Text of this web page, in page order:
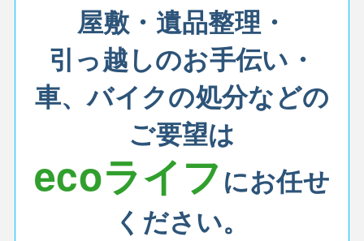
屋敷・遺品整理・
引っ越しのお手伝い・
車、バイクの処分などの
ご要望は
ecoライフにお任せ
ください。